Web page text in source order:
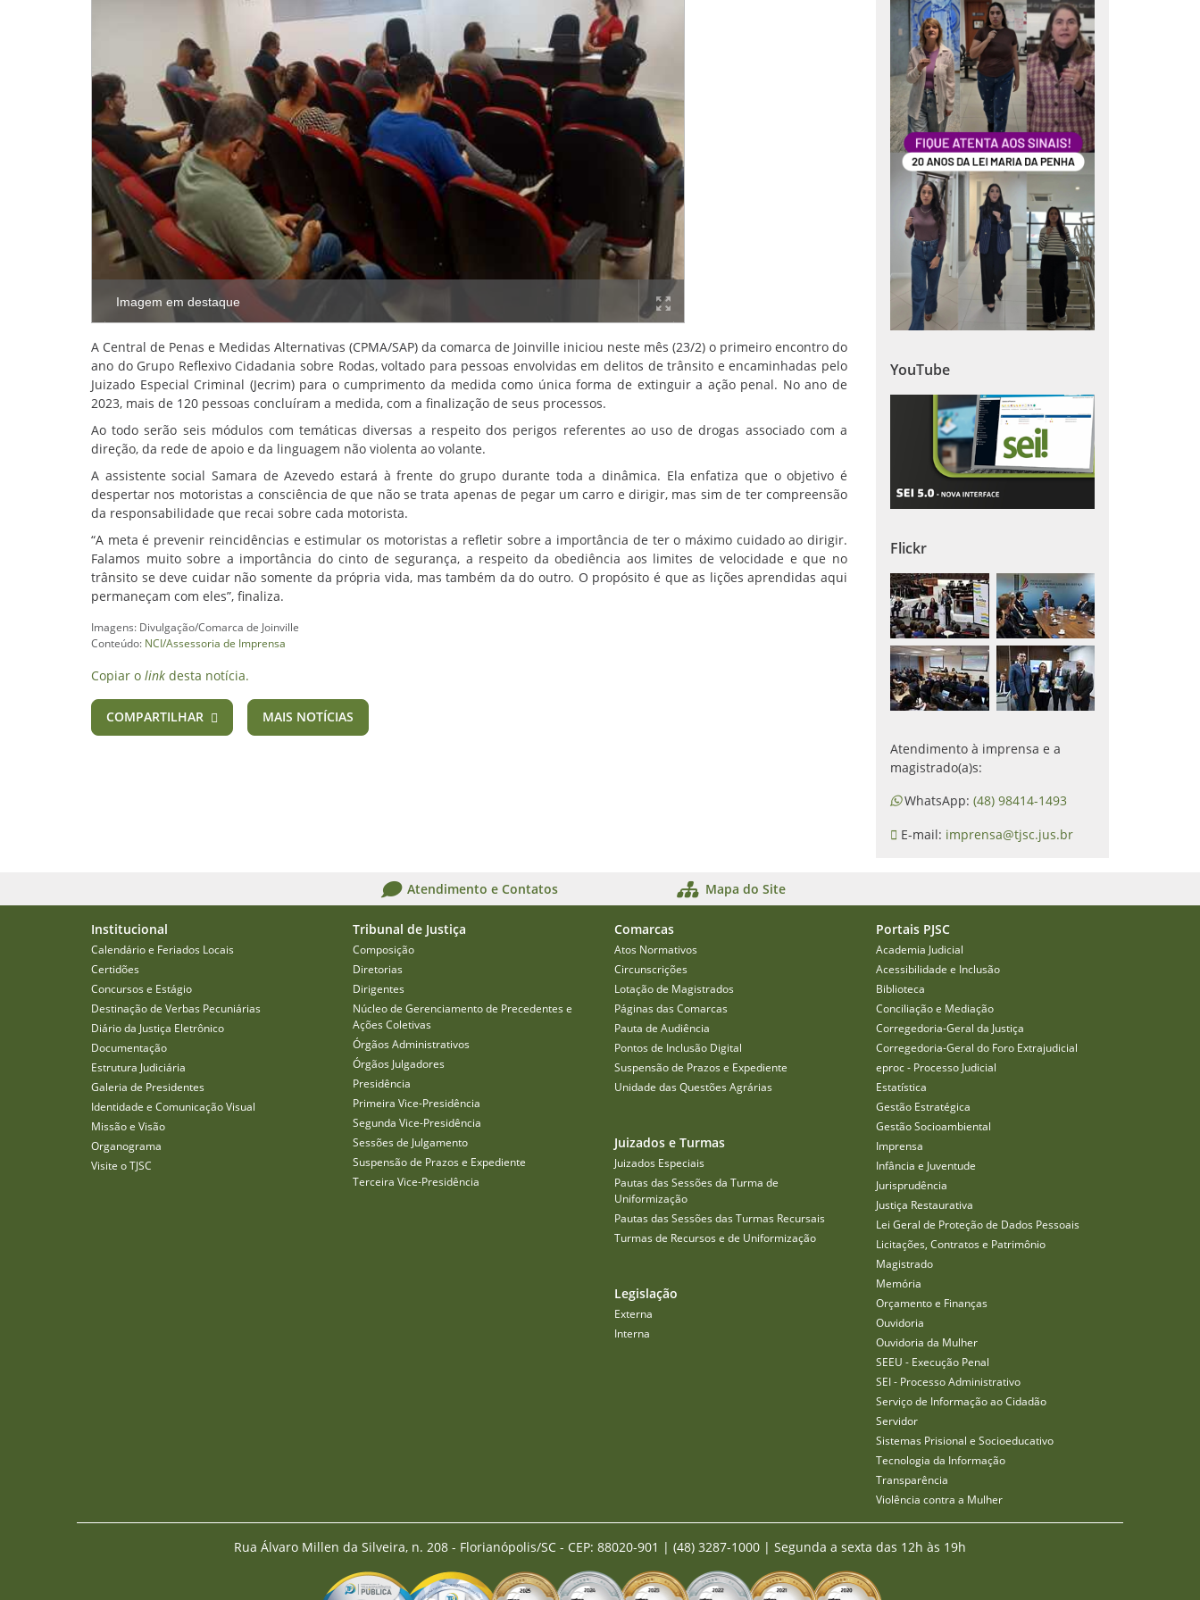
Imagem em destaque
A Central de Penas e Medidas Alternativas (CPMA/SAP) da comarca de Joinville iniciou neste mês (23/2) o primeiro encontro do
ano do Grupo Reflexivo Cidadania sobre Rodas, voltado para pessoas envolvidas em delitos de trânsito e encaminhadas pelo
Juizado Especial Criminal (Jecrim) para o cumprimento da medida como única forma de extinguir a ação penal. No ano de
2023, mais de 120 pessoas concluíram a medida, com a finalização de seus processos.
Ao todo serão seis módulos com temáticas diversas a respeito dos perigos referentes ao uso de drogas associado com a
direção, da rede de apoio e da linguagem não violenta ao volante.
A assistente social Samara de Azevedo estará à frente do grupo durante toda a dinâmica. Ela enfatiza que o objetivo é
despertar nos motoristas a consciência de que não se trata apenas de pegar um carro e dirigir, mas sim de ter compreensão
da responsabilidade que recai sobre cada motorista.
“A meta é prevenir reincidências e estimular os motoristas a refletir sobre a importância de ter o máximo cuidado ao dirigir.
Falamos muito sobre a importância do cinto de segurança, a respeito da obediência aos limites de velocidade e que no
trânsito se deve cuidar não somente da própria vida, mas também da do outro. O propósito é que as lições aprendidas aqui
permaneçam com eles”, finaliza.
Imagens: Divulgação/Comarca de Joinville
Conteúdo: NCI/Assessoria de Imprensa
Copiar o link desta notícia.
COMPARTILHAR MAIS NOTÍCIAS
YouTube
Flickr
Atendimento à imprensa e a
magistrado(a)s:
WhatsApp: (48) 98414-1493
E-mail: imprensa@tjsc.jus.br
Atendimento e Contatos Mapa do Site
Institucional
Calendário e Feriados Locais
Certidões
Concursos e Estágio
Destinação de Verbas Pecuniárias
Diário da Justiça Eletrônico
Documentação
Estrutura Judiciária
Galeria de Presidentes
Identidade e Comunicação Visual
Missão e Visão
Organograma
Visite o TJSC
Tribunal de Justiça
Composição
Diretorias
Dirigentes
Núcleo de Gerenciamento de Precedentes e
Ações Coletivas
Órgãos Administrativos
Órgãos Julgadores
Presidência
Primeira Vice-Presidência
Segunda Vice-Presidência
Sessões de Julgamento
Suspensão de Prazos e Expediente
Terceira Vice-Presidência
Comarcas
Atos Normativos
Circunscrições
Lotação de Magistrados
Páginas das Comarcas
Pauta de Audiência
Pontos de Inclusão Digital
Suspensão de Prazos e Expediente
Unidade das Questões Agrárias
Juizados e Turmas
Juizados Especiais
Pautas das Sessões da Turma de
Uniformização
Pautas das Sessões das Turmas Recursais
Turmas de Recursos e de Uniformização
Legislação
Externa
Interna
Portais PJSC
Academia Judicial
Acessibilidade e Inclusão
Biblioteca
Conciliação e Mediação
Corregedoria-Geral da Justiça
Corregedoria-Geral do Foro Extrajudicial
eproc - Processo Judicial
Estatística
Gestão Estratégica
Gestão Socioambiental
Imprensa
Infância e Juventude
Jurisprudência
Justiça Restaurativa
Lei Geral de Proteção de Dados Pessoais
Licitações, Contratos e Patrimônio
Magistrado
Memória
Orçamento e Finanças
Ouvidoria
Ouvidoria da Mulher
SEEU - Execução Penal
SEI - Processo Administrativo
Serviço de Informação ao Cidadão
Servidor
Sistemas Prisional e Socioeducativo
Tecnologia da Informação
Transparência
Violência contra a Mulher
Rua Álvaro Millen da Silveira, n. 208 - Florianópolis/SC - CEP: 88020-901 | (48) 3287-1000 | Segunda a sexta das 12h às 19h